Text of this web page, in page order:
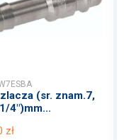
(sr. znam.7,
4")mm...
zł